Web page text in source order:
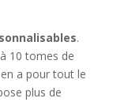
.
10 tomes de
a pour tout le
plus de